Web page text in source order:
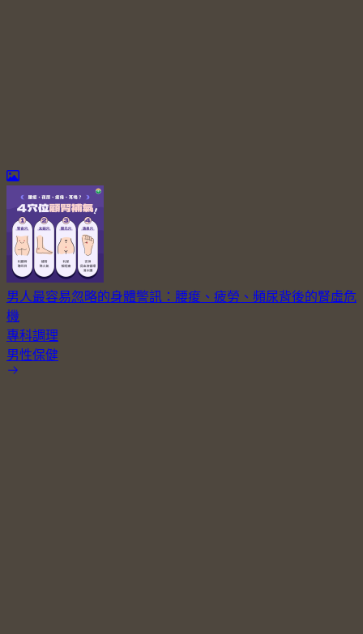
男人最容易忽略的身體警訊：腰痠、疲勞、頻尿背後的腎虛危
機
專科調理
男性保健